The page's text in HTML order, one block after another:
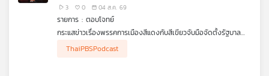
3 0 04 ส.ค. 69
รายการ : ตอบโจทย์
กระแสข่าวเรื่องพรรคการเมืองสีแดงกับสีเขียวจับมือจัดตั้งรัฐบาล
ไปได้ในทางการเมืองของการสลับขั้ว
เทพไท เสนพงศ์ อดีตสมาชิกสภาผู้แทนราษฎร
ThaiPBSPodcast